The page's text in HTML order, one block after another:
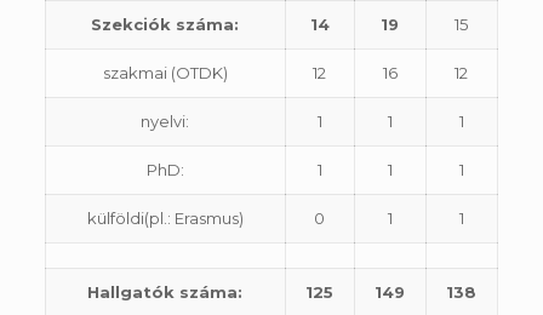
Szekciók száma: 14 19 15
szakmai (OTDK) 12 16 12
nyelvi: 1 1 1
PhD: 1 1 1
külföldi(pl.: Erasmus) 0 1 1
Hallgatók száma: 125 149 138